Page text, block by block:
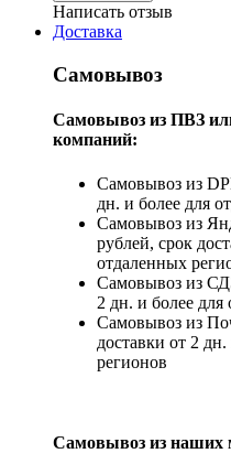
Написать отзыв
Доставка
Самовывоз
Самовывоз из ПВЗ
компаний:
Самовывоз из
дн. и более для
Самовывоз из
рублей, срок
отдаленных
Самовывоз из
2 дн. и более для
Самовывоз из
доставки от 2
регионов
Самовывоз из наших